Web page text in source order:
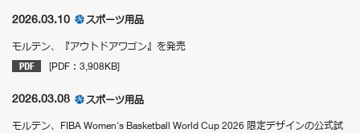
2026.03.10 スポーツ用品
モルテン、『アウトドアワゴン』を発売
[PDF：3,908KB]
2026.03.08 スポーツ用品
モルテン、FIBA Women's Basketball World Cup 2026 限定デザインの公式試